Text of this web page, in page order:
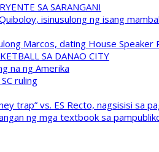
SA SARANGANI
isinusulong ng isang
Marcos, dating House
SA DANAO CITY
na ng Amerika
ruling
trap” vs. ES Recto, nagsisisi sa
ng mga textbook sa